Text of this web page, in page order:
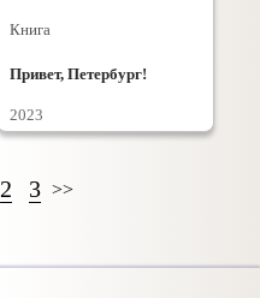
Книга
Привет, Петербург!
2023
2 3 >>